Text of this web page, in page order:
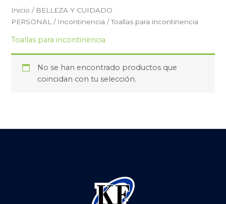
Inicio / BELLEZA Y CUIDADO
PERSONAL / Incontinencia / Toallas para incontinencia
Toallas para incontinencia
No se han encontrado productos que
coincidan con tu selección.